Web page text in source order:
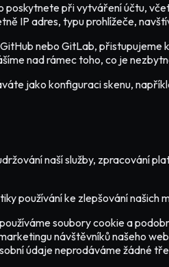
poskytnete při vytváření účtu,
IP adres, typu prohlížeče,
nebo GitLab,
nad rámec toho, co je
jako konfiguraci skenu,
naší služby, zpracování
používání ke zlepšování
soubory cookie a
návštěvníků našeho
údaje neprodáváme žádné